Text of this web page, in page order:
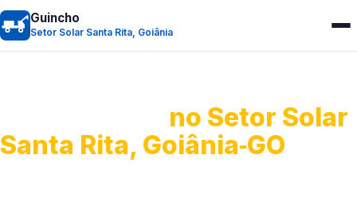
Guincho
Setor Solar Santa Rita, Goiânia
no Setor Solar
Santa Rita, Goiânia‑GO